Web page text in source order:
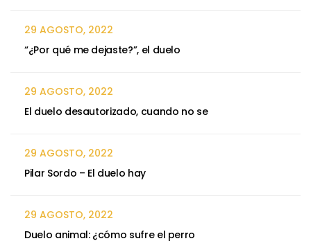
29 AGOSTO, 2022
“¿Por qué me dejaste?”, el duelo
29 AGOSTO, 2022
El duelo desautorizado, cuando no se
29 AGOSTO, 2022
Pilar Sordo – El duelo hay
29 AGOSTO, 2022
Duelo animal: ¿cómo sufre el perro